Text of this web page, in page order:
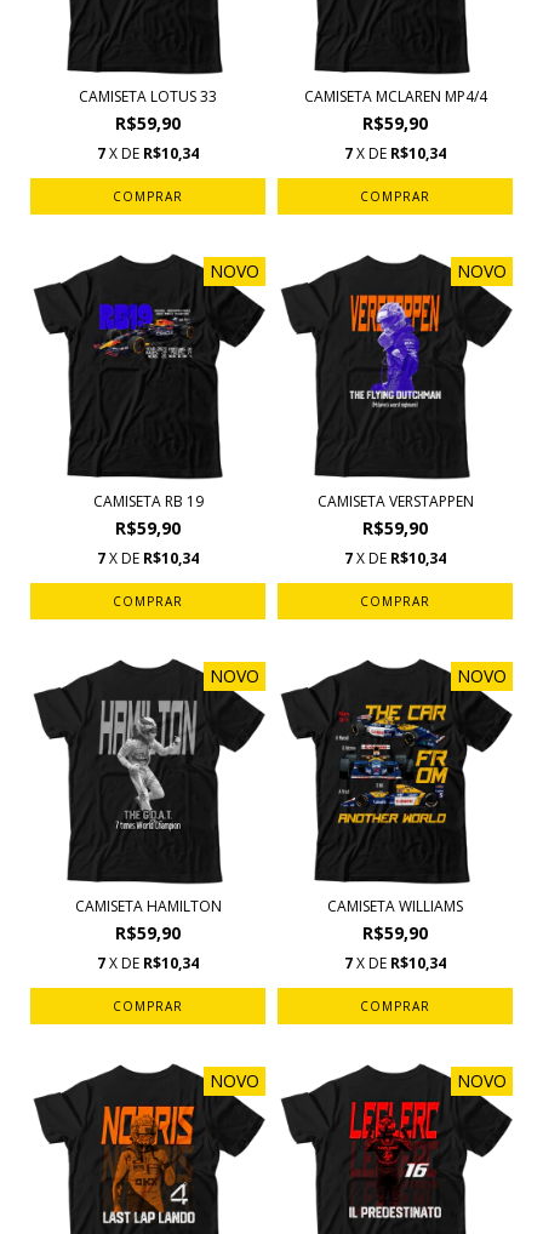
CAMISETA LOTUS 33
R$59,90
7X DE R$10,34
COMPRAR
CAMISETA MCLAREN MP4/4
R$59,90
7X DE R$10,34
COMPRAR
NOVO
CAMISETA RB 19
R$59,90
7X DE R$10,34
COMPRAR
NOVO
CAMISETA VERSTAPPEN
R$59,90
7X DE R$10,34
COMPRAR
NOVO
CAMISETA HAMILTON
R$59,90
7X DE R$10,34
COMPRAR
NOVO
CAMISETA WILLIAMS
R$59,90
7X DE R$10,34
COMPRAR
NOVO NOVO